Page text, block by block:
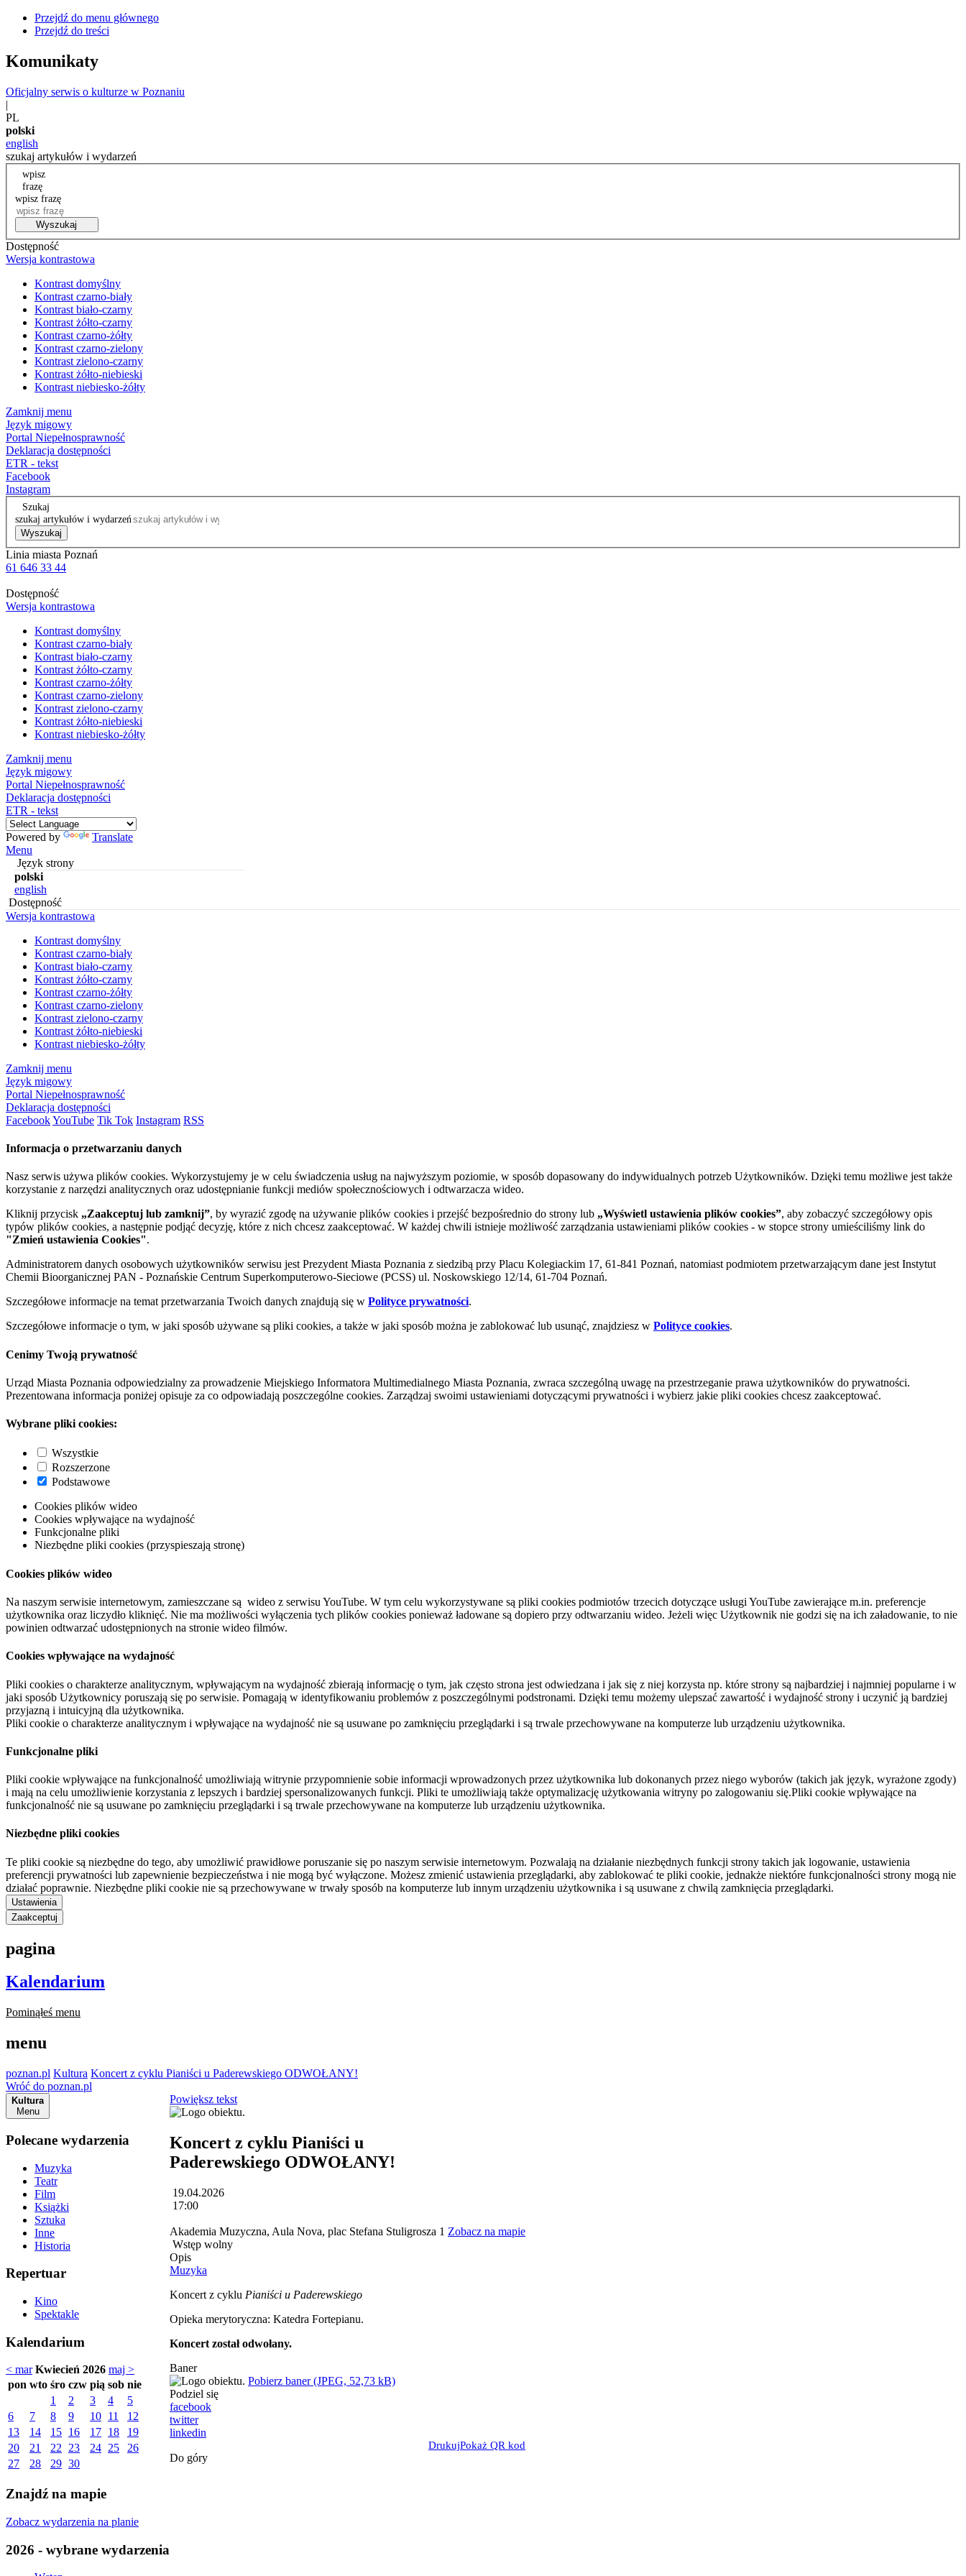
Przejdź do menu głównego
Przejdź do treści
Komunikaty
Oficjalny serwis o kulturze w Poznaniu
|
PL
polski
english
szukaj artykułów i wydarzeń
wpisz
frazę
wpisz frazę
Wyszukaj
Dostępność
Wersja kontrastowa
Kontrast domyślny
Kontrast czarno-biały
Kontrast biało-czarny
Kontrast żółto-czarny
Kontrast czarno-żółty
Kontrast czarno-zielony
Kontrast zielono-czarny
Kontrast żółto-niebieski
Kontrast niebiesko-żółty
Zamknij menu
Język migowy
Portal Niepełnosprawność
Deklaracja dostępności
ETR - tekst
Facebook
Instagram
Szukaj
szukaj artykułów i wydarzeń
Wyszukaj
Linia miasta Poznań
61 646 33 44
Dostępność
Wersja kontrastowa
Kontrast domyślny
Kontrast czarno-biały
Kontrast biało-czarny
Kontrast żółto-czarny
Kontrast czarno-żółty
Kontrast czarno-zielony
Kontrast zielono-czarny
Kontrast żółto-niebieski
Kontrast niebiesko-żółty
Zamknij menu
Język migowy
Portal Niepełnosprawność
Deklaracja dostępności
ETR - tekst
Powered by
Translate
Menu
Język strony
polski
english
Dostępność
Wersja kontrastowa
Kontrast domyślny
Kontrast czarno-biały
Kontrast biało-czarny
Kontrast żółto-czarny
Kontrast czarno-żółty
Kontrast czarno-zielony
Kontrast zielono-czarny
Kontrast żółto-niebieski
Kontrast niebiesko-żółty
Zamknij menu
Język migowy
Portal Niepełnosprawność
Deklaracja dostępności
FacebookYouTube Tik Tok Instagram RSS
Informacja o przetwarzaniu danych
Nasz serwis używa plików cookies. Wykorzystujemy je w celu świadczenia usług na najwyższym poziomie, w sposób dopasowany do indywidualnych potrzeb Użytkowników. Dzięki temu możliwe jest także
korzystanie z narzędzi analitycznych oraz udostępnianie funkcji mediów społecznościowych i odtwarzacza wideo.
Kliknij przycisk „Zaakceptuj lub zamknij”, by wyrazić zgodę na używanie plików cookies i przejść bezpośrednio do strony lub „Wyświetl ustawienia plików cookies”, aby zobaczyć szczegółowy opis
typów plików cookies, a następnie podjąć decyzję, które z nich chcesz zaakceptować. W każdej chwili istnieje możliwość zarządzania ustawieniami plików cookies - w stopce strony umieściliśmy link do
"Zmień ustawienia Cookies".
Administratorem danych osobowych użytkowników serwisu jest Prezydent Miasta Poznania z siedzibą przy Placu Kolegiackim 17, 61-841 Poznań, natomiast podmiotem przetwarzającym dane jest Instytut
Chemii Bioorganicznej PAN - Poznańskie Centrum Superkomputerowo-Sieciowe (PCSS) ul. Noskowskiego 12/14, 61-704 Poznań.
Szczegółowe informacje na temat przetwarzania Twoich danych znajdują się w Polityce prywatności.
Szczegółowe informacje o tym, w jaki sposób używane są pliki cookies, a także w jaki sposób można je zablokować lub usunąć, znajdziesz w Polityce cookies.
Cenimy Twoją prywatność
Urząd Miasta Poznania odpowiedzialny za prowadzenie Miejskiego Informatora Multimedialnego Miasta Poznania, zwraca szczególną uwagę na przestrzeganie prawa użytkowników do prywatności.
Prezentowana informacja poniżej opisuje za co odpowiadają poszczególne cookies. Zarządzaj swoimi ustawieniami dotyczącymi prywatności i wybierz jakie pliki cookies chcesz zaakceptować.
Wybrane pliki cookies:
Wszystkie
Rozszerzone
Podstawowe
Cookies plików wideo
Cookies wpływające na wydajność
Funkcjonalne pliki
Niezbędne pliki cookies (przyspieszają stronę)
Cookies plików wideo
Na naszym serwisie internetowym, zamieszczane są wideo z serwisu YouTube. W tym celu wykorzystywane są pliki cookies podmiotów trzecich dotyczące usługi YouTube zawierające m.in. preferencje
użytkownika oraz liczydło kliknięć. Nie ma możliwości wyłączenia tych plików cookies ponieważ ładowane są dopiero przy odtwarzaniu wideo. Jeżeli więc Użytkownik nie godzi się na ich załadowanie, to nie
powinien odtwarzać udostępnionych na stronie wideo filmów.
Cookies wpływające na wydajność
Pliki cookies o charakterze analitycznym, wpływającym na wydajność zbierają informację o tym, jak często strona jest odwiedzana i jak się z niej korzysta np. które strony są najbardziej i najmniej popularne i w
jaki sposób Użytkownicy poruszają się po serwisie. Pomagają w identyfikowaniu problemów z poszczególnymi podstronami. Dzięki temu możemy ulepszać zawartość i wydajność strony i uczynić ją bardziej
przyjazną i intuicyjną dla użytkownika.
Pliki cookie o charakterze analitycznym i wpływające na wydajność nie są usuwane po zamknięciu przeglądarki i są trwale przechowywane na komputerze lub urządzeniu użytkownika.
Funkcjonalne pliki
Pliki cookie wpływające na funkcjonalność umożliwiają witrynie przypomnienie sobie informacji wprowadzonych przez użytkownika lub dokonanych przez niego wyborów (takich jak język, wyrażone zgody)
i mają na celu umożliwienie korzystania z lepszych i bardziej spersonalizowanych funkcji. Pliki te umożliwiają także optymalizację użytkowania witryny po zalogowaniu się.Pliki cookie wpływające na
funkcjonalność nie są usuwane po zamknięciu przeglądarki i są trwale przechowywane na komputerze lub urządzeniu użytkownika.
Niezbędne pliki cookies
Te pliki cookie są niezbędne do tego, aby umożliwić prawidłowe poruszanie się po naszym serwisie internetowym. Pozwalają na działanie niezbędnych funkcji strony takich jak logowanie, ustawienia
preferencji prywatności lub zapewnienie bezpieczeństwa i nie mogą być wyłączone. Możesz zmienić ustawienia przeglądarki, aby zablokować te pliki cookie, jednakże niektóre funkcjonalności strony mogą nie
działać poprawnie. Niezbędne pliki cookie nie są przechowywane w trwały sposób na komputerze lub innym urządzeniu użytkownika i są usuwane z chwilą zamknięcia przeglądarki.
Ustawienia
Zaakceptuj
pagina
Kalendarium
Pominąłeś menu
menu
poznan.pl Kultura Koncert z cyklu Pianiści u Paderewskiego ODWOŁANY!
Wróć do poznan.pl
Kultura
Menu
Polecane wydarzenia
Muzyka
Teatr
Film
Książki
Sztuka
Inne
Historia
Repertuar
Kino
Spektakle
Kalendarium
< mar Kwiecień 2026 maj >
pon wto śro czw pią sob nie
1
2 3 4
5
6
7 8 9 10 11
12
13
14 15 16 17 18
19
20
21 22 23 24 25
26
27
28 29 30
Znajdź na mapie
Zobacz wydarzenia na planie
2026 - wybrane wydarzenia
Powiększ tekst
Koncert z cyklu Pianiści u
Paderewskiego ODWOŁANY!
19.04.2026
17:00
Akademia Muzyczna, Aula Nova, plac Stefana Stuligrosza 1 Zobacz na mapie
Wstęp wolny
Opis
Muzyka
Koncert z cyklu Pianiści u Paderewskiego
Opieka merytoryczna: Katedra Fortepianu.
Koncert został odwołany.
Baner
Pobierz baner (JPEG, 52,73 kB)
Podziel się
facebook
twitter
linkedin
DrukujPokaż QR kod
Do góry